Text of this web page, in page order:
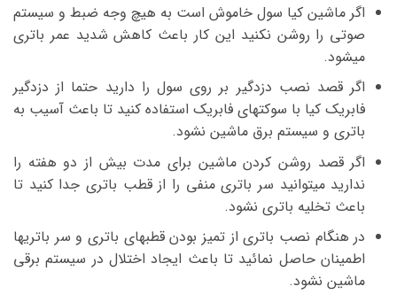
اگر ماشین کیا سول خاموش است به هیچ وجه ضبط و سیستم
صوتی را روشن نکنید این کار باعث کاهش شدید عمر باتری
میشود.
اگر قصد نصب دزدگیر بر روی سول را دارید حتما از دزدگیر
فابریک کیا با سوکتهای فابریک استفاده کنید تا باعث آسیب به
باتری و سیستم برق ماشین نشود.
اگر قصد روشن کردن ماشین برای مدت بیش از دو هفته را
ندارید میتوانید سر باتری منفی را از قطب باتری جدا کنید تا
باعث تخلیه باتری نشود.
در هنگام نصب باتری از تمیز بودن قطبهای باتری و سر باتریها
اطمینان حاصل نمائید تا باعث ایجاد اختلال در سیستم برقی
ماشین نشود.